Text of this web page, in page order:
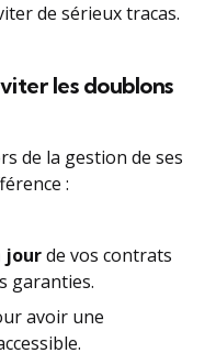
de sérieux tracas.
les doublons
de la gestion de ses
:
jourde vos contrats
garanties.
avoir une